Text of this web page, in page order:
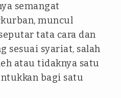
semangat
muncul
tata cara dan
sesuai syariat, salah
atau tidaknya satu
bagi satu